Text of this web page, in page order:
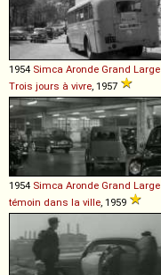
1954 Simca Aronde Grand Large
Trois jours à vivre, 1957
1954 Simca Aronde Grand Large
témoin dans la ville, 1959